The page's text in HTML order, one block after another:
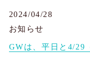
2024/04/28
お知らせ